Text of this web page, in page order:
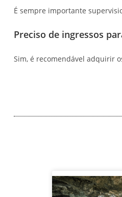
É sempre importante
Preciso de ingressos
Sim, é recomendável adquirir